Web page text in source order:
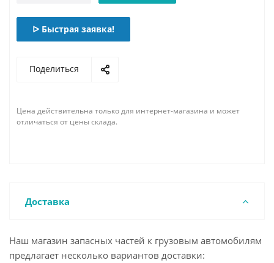
ᐅ Быстрая заявка!
Поделиться
Цена действительна только для интернет-магазина и может
отличаться от цены склада.
Доставка
Наш магазин запасных частей к грузовым автомобилям
предлагает несколько вариантов доставки: